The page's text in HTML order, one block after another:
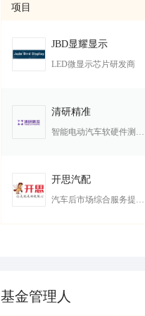
项目
JBD显耀显示
LED微显示芯片研发商
清研精准
智能电动汽车软硬件测试测量平台
开思汽配
汽车后市场综合服务提供商
基金管理人